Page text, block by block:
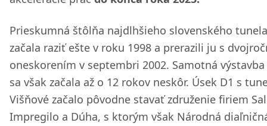
Prieskumná štôlňa najdlhšieho slovenského
začala raziť ešte v roku 1998 a prerazili ju s
oneskorením v septembri 2002. Samotná
sa však začala až o 12 rokov neskôr. Úsek D1 s
Višňové začalo pôvodne stavať združenie firiem
Impregilo a Dúha, s ktorým však Národná